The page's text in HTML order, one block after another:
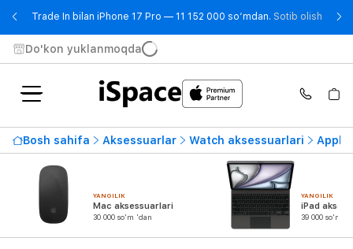
Trade In bilan iPhone 17 Pro — 11 152 000 so‘mdan. Sotib olish-
Do'kon yuklanmoqda
Bosh sahifa Aksessuarlar Watch aksessuarlari Apple
YANGILIK
Mac aksessuarlari
30 000 so'm 'dan
YANGILIK
iPad
39 000 so'm